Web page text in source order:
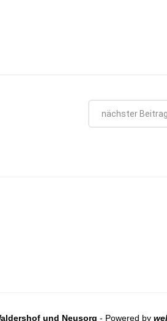
nächster Beitrag
und Neusorg - Powered by